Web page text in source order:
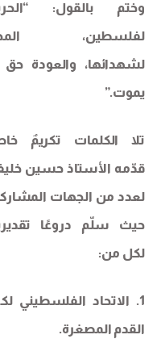
وختم بالقول: “الحرية
لفلسطين، المجد
لشهدائها، والعودة حق لا
يموت.”
تلا الكلمات تكريمٌ خاص
قدّمه الأستاذ حسين خليفة
لعدد من الجهات المشاركة،
حيث سلّم دروعًا تقديرية
لكل من:
1. الاتحاد الفلسطيني لكرة
القدم المصغرة.